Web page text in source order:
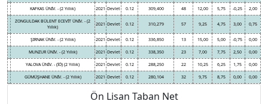
KAFKAS ÜNİV. - (2 Yıllık) 2021 Devlet 0.12 309,400 48 12,00 5,75 -0,25 2,00
ZONGULDAK BÜLENT ECEVİT ÜNİV. - (2
Yıllık)
2021 Devlet 0.12 310,279 57 9,25 4,75 3,00 0,75
ŞIRNAK ÜNİV. - (2 Yıllık) 2021 Devlet 0.12 336,850 13 15,00 5,00 -0,75 0,00
MUNZUR ÜNİV. - (2 Yıllık) 2021 Devlet 0.12 338,350 23 7,00 7,75 2,50 0,00
YALOVA ÜNİV. - (İÖ) (2 Yıllık) 2021 Devlet 0.12 288,250 22 10,25 6,25 1,75 0,00
GÜMÜŞHANE ÜNİV. - (2 Yıllık) 2021 Devlet 0.12 280,104 32 9,75 8,75 0,00 0,00
Ön Lisan Taban Net